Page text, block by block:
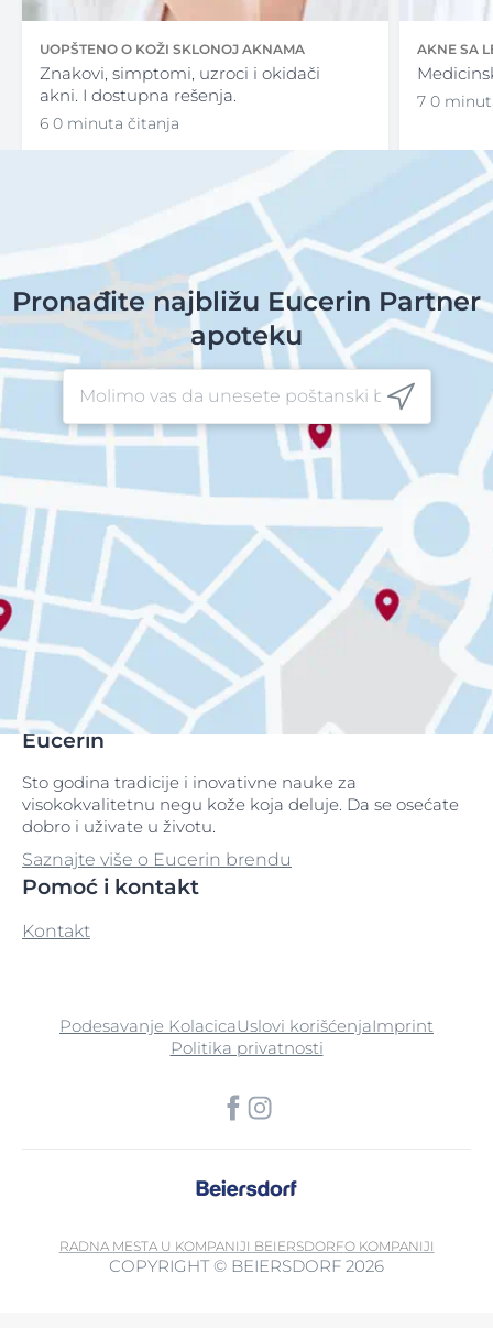
UOPŠTENO O KOŽI SKLONOJ AKNAMA
Znakovi, simptomi, uzroci i okidači
akni. I dostupna rešenja.
6 0 minuta čitanja
AKNE SA
7 0
Pronađite najbližu Eucerin Partner
apoteku
Eucerin
Sto godina tradicije i inovativne nauke za
visokokvalitetnu negu kože koja deluje. Da se osećate
dobro i uživate u životu.
Saznajte više o Eucerin brendu
Pomoć i kontakt
Kontakt
Podesavanje KolacicaUslovi korišćenjaImprint
Politika privatnosti
RADNA MESTA U KOMPANIJI BEIERSDORFO KOMPANIJI
COPYRIGHT © BEIERSDORF 2026